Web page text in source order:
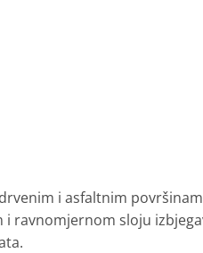
i asfaltnim
ravnomjernom sloju